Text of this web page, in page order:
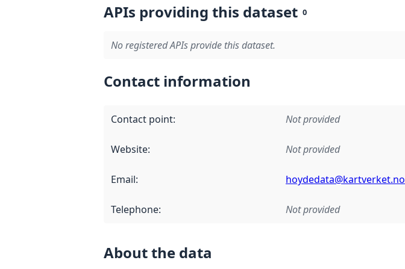
APIs providing this dataset 0
No registered APIs provide this dataset.
Contact information
Contact point: Not provided
Website: Not provided
Email: hoydedata@kartverket.no
Telephone: Not provided
About the data